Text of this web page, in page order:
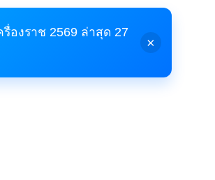
องราช 2569 ล่าสุด 27
×